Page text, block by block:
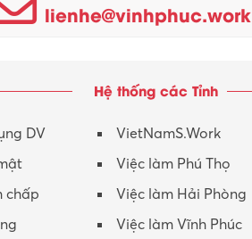
Nhân viên thu mua
Nhân viên CSKH
Phục vụ khác
Promotion Girl (PG)
KCN Tam Dương
lienhe@vinhphuc.work
DV
chấp
Hệ thống các Tỉnh
VietNamS.Work
Việc làm Phú Thọ
Việc làm Hải Phòng
Việc làm Vĩnh Phúc